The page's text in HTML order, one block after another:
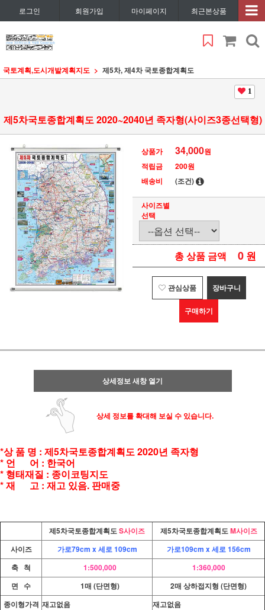
로그인 회원가입 마이페이지 최근본상품
국토계획,도시개발계획지도 제5차, 제4차 국토종합계획도
1
제5차국토종합계획도 2020~2040년 족자형(사이즈3종선택형)
상품가 34,000원
적립금
200원
배송비
(조건)
사이즈별
선택
총 상품 금액 0 원
관심상품 장바구니
구매하기
상세정보 새창 열기
상세 정보를 확대해 보실 수 있습니다.
*상 품 명 : 제5차국토종합계획도 2020년 족자형
* 언 어 : 한국어
* 형태재질 : 종이코팅지도
* 재 고 : 재고 있음. 판매중
제5차국토종합계획도S사이즈 제5차국토종합계획도M사이즈
사이즈
가로79cm x세로 109cm
가로109cm x 세로 156cm
축 척
1:500,000
1:360,000
면 수
1매 (단면형)
2매 상하접지형 (단면형)
종이형가격 재고없음
재고없음